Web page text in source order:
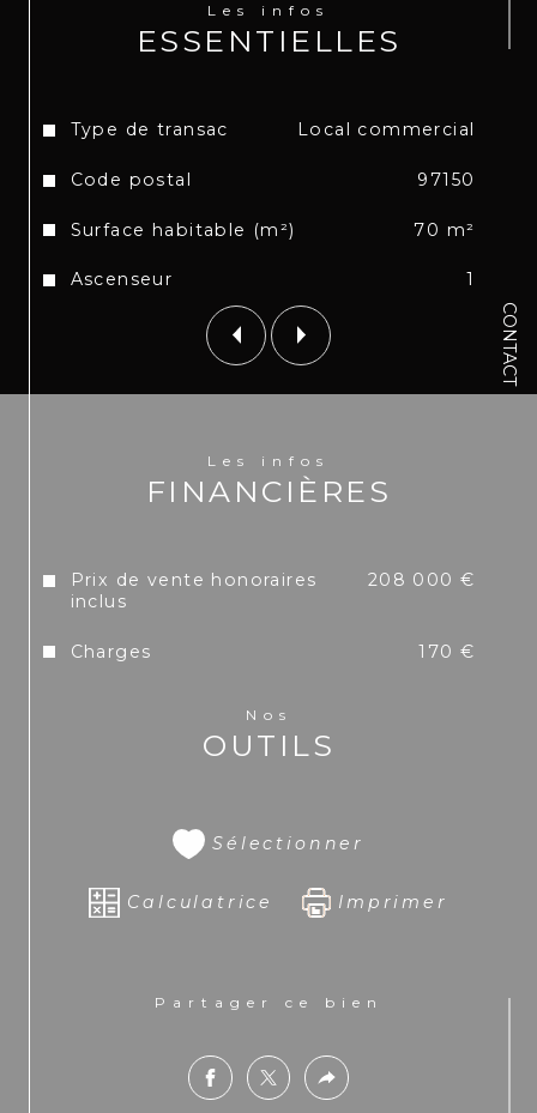
CONTACT
Les infos
ESSENTIELLES
Caractéristiques Valeurs
Type de transac Local commercial
Code postal 97150
Surface habitable (m²) 70 m²
Ascenseur 1
Pour plus d'information, contactez-nous dès
Real-Estate-SXM-110044307814692
Les infos
FINANCIÈRES
Prix de vente honoraires
inclus
208 000 €
Charges 170 €
Nos
OUTILS
Sélectionner
Calculatrice Imprimer
Partager ce bien